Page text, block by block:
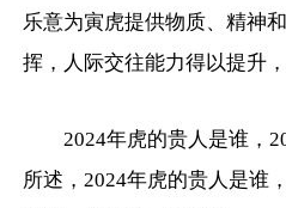
乐意为寅虎提供物质、精神
挥，人际交往能力得以提升
2024年虎的贵人是谁，
所述，2024年虎的贵人是谁